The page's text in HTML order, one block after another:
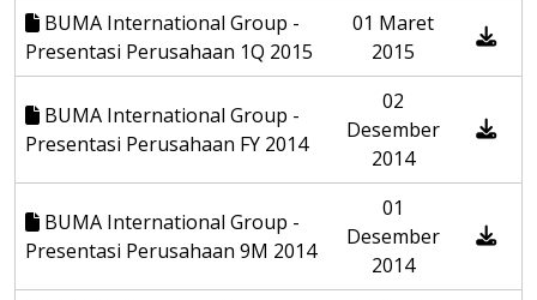
BUMA International Group -
Presentasi Perusahaan 1Q 2015
01 Maret
2015
BUMA International Group -
Presentasi Perusahaan FY 2014
02
Desember
2014
BUMA International Group -
Presentasi Perusahaan 9M 2014
01
Desember
2014